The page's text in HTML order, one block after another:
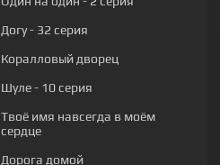
Догу- 32 серия
Коралловый дворец
Шуле- 10 серия
Твоё имя навсегда в моём
сердце
Дорога домой